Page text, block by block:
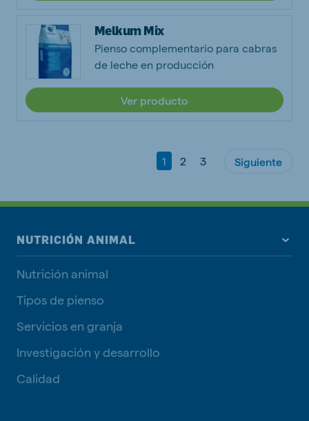
Melkum Mix
Pienso complementario para cabras
de leche en producción
Ver producto
1 2 3 Siguiente
NUTRICIÓN ANIMAL
Nutrición animal
Tipos de pienso
Servicios en granja
Investigación y desarrollo
Calidad